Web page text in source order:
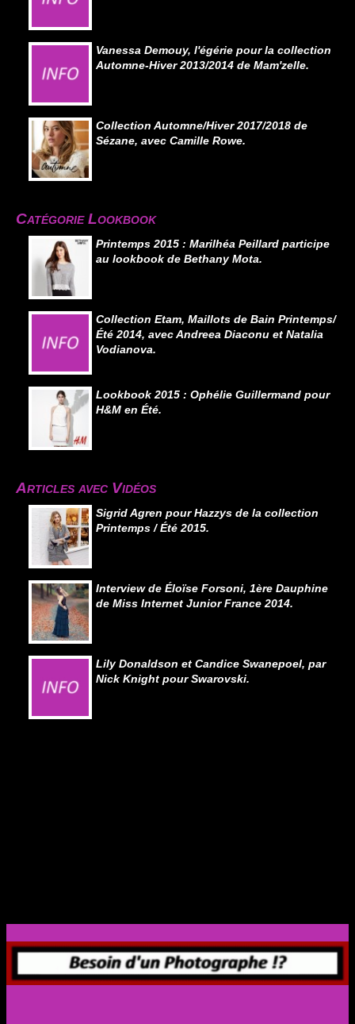
Vanessa Demouy, l'égérie pour la collection
Automne-Hiver 2013/2014 de Mam'zelle.
Collection Automne/Hiver 2017/2018 de
Sézane, avec Camille Rowe.
Catégorie Lookbook
Printemps 2015 : Marilhéa Peillard participe
au lookbook de Bethany Mota.
Collection Etam, Maillots de Bain Printemps/
Été 2014, avec Andreea Diaconu et Natalia
Vodianova.
Lookbook 2015 : Ophélie Guillermand pour
H&M en Été.
Articles avec Vidéos
Sigrid Agren pour Hazzys de la collection
Printemps / Été 2015.
Interview de Éloïse Forsoni, 1ère Dauphine
de Miss Internet Junior France 2014.
Lily Donaldson et Candice Swanepoel, par
Nick Knight pour Swarovski.